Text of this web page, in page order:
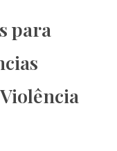
para